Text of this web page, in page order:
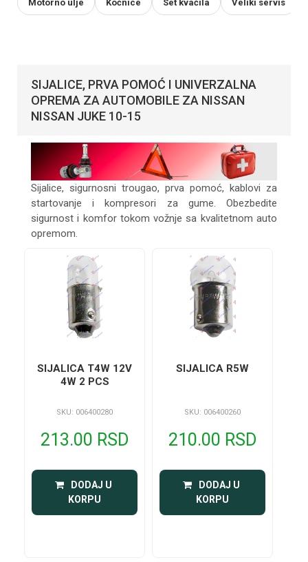
Motorno ulje Kočnice Set kvačila Veliki servis
SIJALICE, PRVA POMOĆ I UNIVERZALNA
OPREMA ZA AUTOMOBILE ZA NISSAN
NISSAN JUKE 10-15
Sijalice, sigurnosni trougao, prva pomoć, kablovi za
startovanje i kompresori za gume. Obezbedite
sigurnost i komfor tokom vožnje sa kvalitetnom auto
opremom.
SIJALICA T4W 12V
4W 2 PCS
SKU: 006400280
213.00 RSD
DODAJ U
KORPU
SIJALICA R5W
SKU: 006400260
210.00 RSD
DODAJ U
KORPU